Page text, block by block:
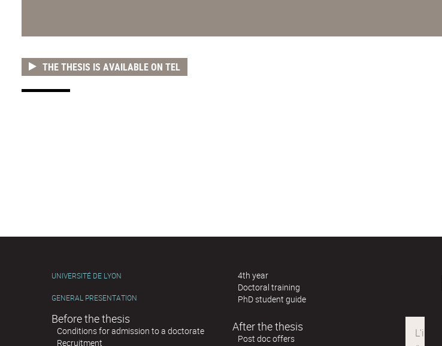
THE THESIS IS AVAILABLE ON TEL
UNIVERSITÉ DE LYON
GENERAL PRESENTATION
Before the thesis
Conditions for admission to a doctorate
Recruitment
4th year
Doctoral training
PhD student guide
After the thesis
Post doc offers